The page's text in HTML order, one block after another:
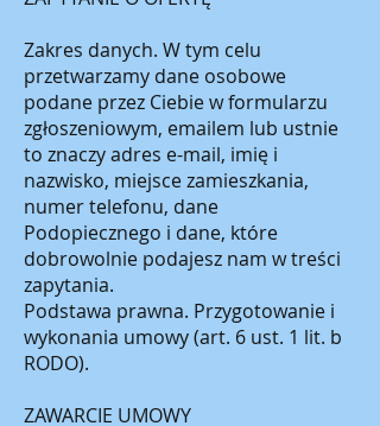
Zakres danych. W tym celu
przetwarzamy dane osobowe
podane przez Ciebie w formularzu
zgłoszeniowym, emailem lub ustnie
to znaczy adres e-mail, imię i
nazwisko, miejsce zamieszkania,
numer telefonu, dane
Podopiecznego i dane, które
dobrowolnie podajesz nam w treści
zapytania.
Podstawa prawna. Przygotowanie i
wykonania umowy (art. 6 ust. 1 lit. b
RODO).
ZAWARCIE UMOWY